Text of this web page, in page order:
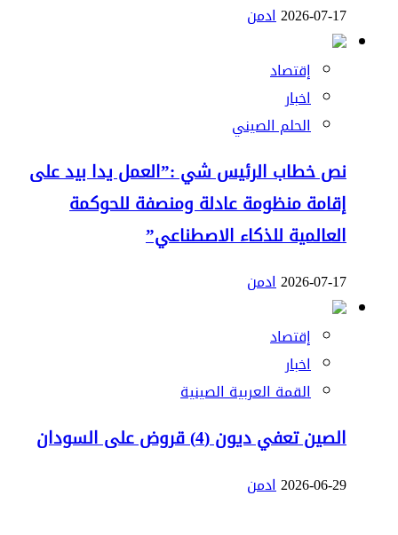
2026-07-17ادمن
إقتصاد
اخبار
الحلم الصيني
نص خطاب الرئيس شي :”العمل يدا بيد على
إقامة منظومة عادلة ومنصفة للحوكمة
العالمية للذكاء الاصطناعي”
2026-07-17ادمن
إقتصاد
اخبار
القمة العربية الصينية
الصين تعفي ديون (4) قروض على السودان
2026-06-29ادمن